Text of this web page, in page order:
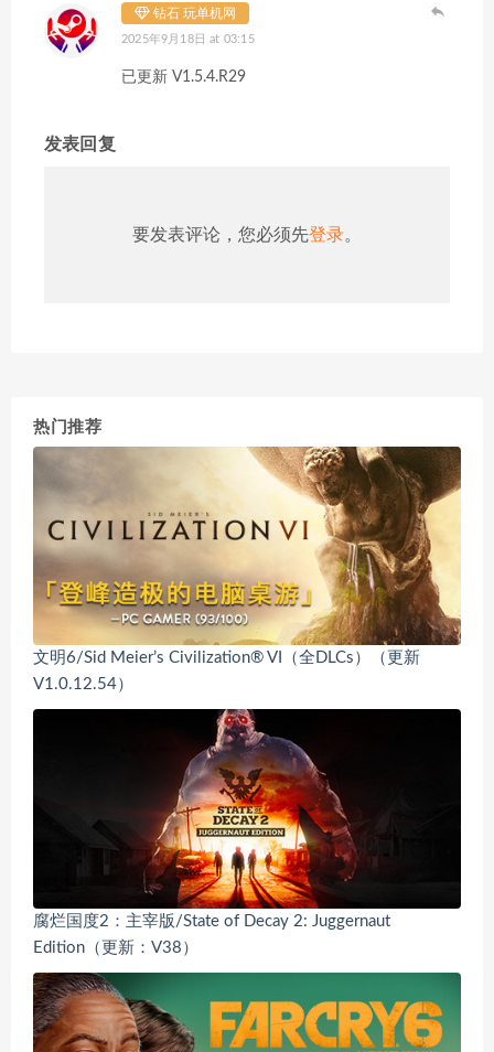
钻石 玩单机网
2025年9月18日 at 03:15
已更新 V1.5.4.R29
发表回复
要发表评论，您必须先登录。
热门推荐
文明6/Sid Meier’s Civilization® VI（全DLCs）（更新
V1.0.12.54）
腐烂国度2：主宰版/State of Decay 2: Juggernaut
Edition（更新：V38）